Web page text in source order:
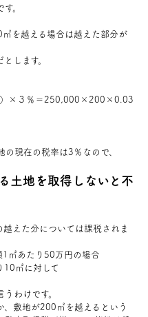
。
を越える場合は越えた部分が
します。
×３％＝250,000×200×0.03
現在の税率は3％なので、
土地を取得しないと不
えた分については課税されま
㎡あたり50万円の場合
10㎡に対して
わけです。
、敷地が200㎡を越えるという